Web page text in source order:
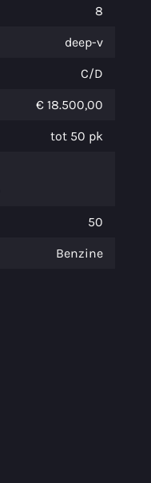
8
deep-v
C/D
€ 18.500,00
tot 50 pk
50
Benzine